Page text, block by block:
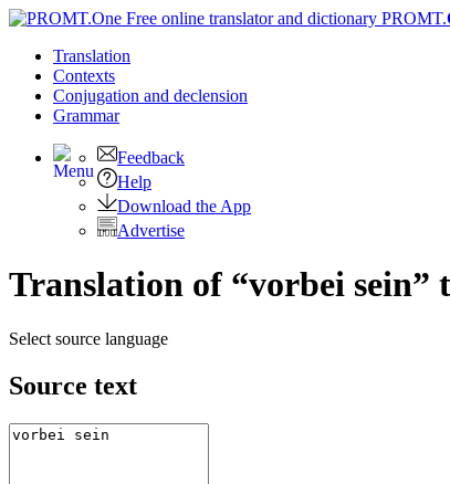
PROMT.
Translation
Contexts
Conjugation and declension
Grammar
Feedback
Help
Download the App
Advertise
Translation of “vorbei sein”
Select source language
Source text